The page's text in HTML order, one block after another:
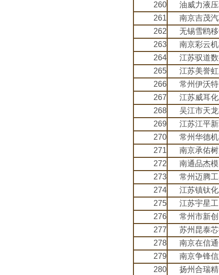
260
油威力液
261
南京吉茂
262
无锡雪鸥
263
南京彩云
264
江苏驭道
265
江苏美誉
266
常州伊沃
267
江苏威耳
268
吴江市天
269
江苏江平
270
常州华德
271
南京承佑
272
南通品杰
273
常州迈腾
274
江苏镇钛
275
江苏宇星
276
常州市新
277
苏州昆泰
278
南京在信
279
南京争锋
280
扬州合瑞